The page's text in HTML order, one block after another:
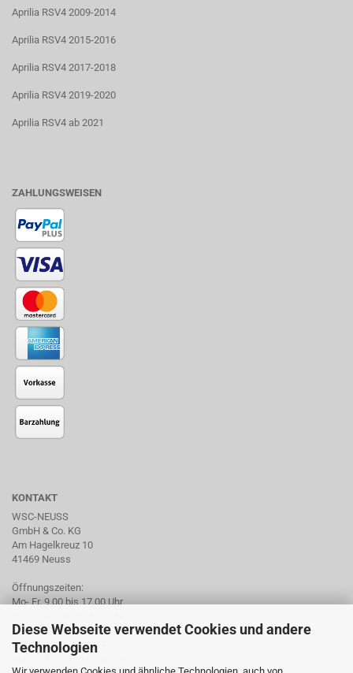
Diese Webseite verwendet Cookies und andere
Technologien
Aprilia RSV4 2009-2014
Aprilia RSV4 2015-2016
Aprilia RSV4 2017-2018
Aprilia RSV4 2019-2020
Aprilia RSV4 ab 2021
ZAHLUNGSWEISEN
KONTAKT
WSC-NEUSS
GmbH & Co. KG
Am Hagelkreuz 10
41469 Neuss
Öffnungszeiten:
Mo- Fr. 9.00 bis 17.00 Uhr
Tel. +49 2137 959974
mail: info@wsc-neuss.de